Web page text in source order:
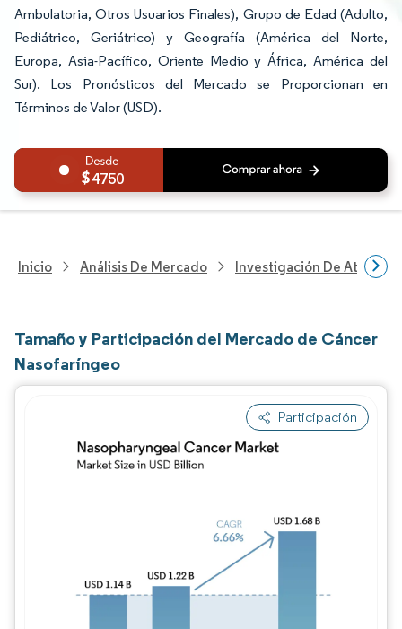
Ambulatoria, Otros Usuarios Finales), Grupo de Edad (Adulto,
Pediátrico, Geriátrico) y Geografía (América del Norte,
Europa, Asia-Pacífico, Oriente Medio y África, América del
Sur). Los Pronósticos del Mercado se Proporcionan en
Términos de Valor (USD).
4750
Inicio Análisis De Mercado Investigación De
Tamaño y Participación del Mercado de Cáncer
Nasofaríngeo
Participación